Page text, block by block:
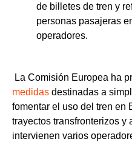
de billetes de tren y
personas pasajeras
operadores.
La Comisión Europea ha
medidas destinadas a
fomentar el uso del tren en
trayectos transfronterizos y
intervienen varios